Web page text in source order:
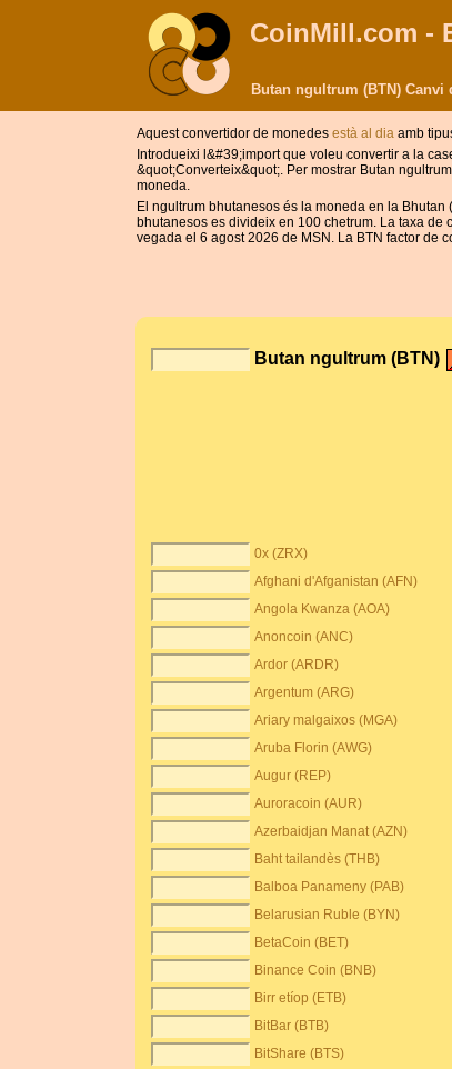
CoinMill.com -
Butan ngultrum (BTN)
Aquest convertidor de monedes està al dia amb
Introdueixi l&#39;import que voleu convertir a la
&quot;Converteix&quot;. Per mostrar Butan
moneda.
El ngultrum bhutanesos és la moneda en la
bhutanesos es divideix en 100 chetrum. La taxa
vegada el 6 agost 2026 de MSN. La BTN factor de
Butan ngultrum (BTN)
0x (ZRX)
Afghani d'Afganistan (AFN)
Angola Kwanza (AOA)
Anoncoin (ANC)
Ardor (ARDR)
Argentum (ARG)
Ariary malgaixos (MGA)
Aruba Florin (AWG)
Augur (REP)
Auroracoin (AUR)
Azerbaidjan Manat (AZN)
Baht tailandès (THB)
Balboa Panameny (PAB)
Belarusian Ruble (BYN)
BetaCoin (BET)
Binance Coin (BNB)
Birr etíop (ETB)
BitBar (BTB)
BitShare (BTS)